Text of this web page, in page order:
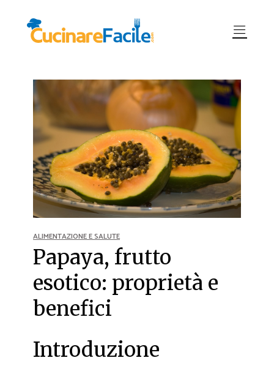
ALIMENTAZIONE E SALUTE
Papaya, frutto
esotico: proprietà e
benefici
Introduzione